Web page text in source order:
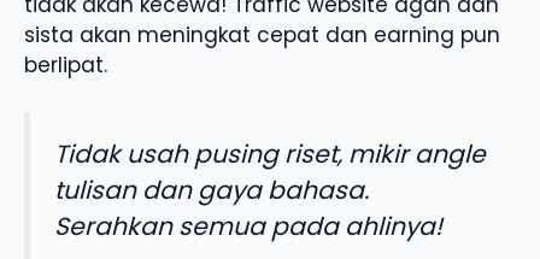
sista akan meningkat cepat dan earning pun
berlipat.
Tidak usah pusing riset, mikir angle
tulisan dan gaya bahasa.
Serahkan semua pada ahlinya!